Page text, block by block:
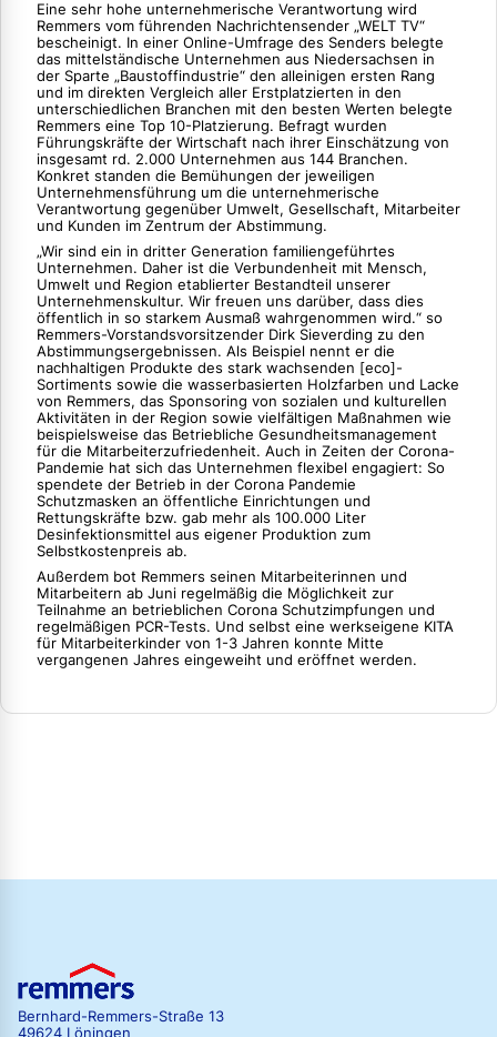
Eine sehr hohe unternehmerische Verantwortung wird
Remmers vom führenden Nachrichtensender „WELT TV“
bescheinigt. In einer Online-Umfrage des Senders belegte
das mittelständische Unternehmen aus Niedersachsen in
der Sparte „Baustoffindustrie“ den alleinigen ersten Rang
und im direkten Vergleich aller Erstplatzierten in den
unterschiedlichen Branchen mit den besten Werten belegte
Remmers eine Top 10-Platzierung. Befragt wurden
Führungskräfte der Wirtschaft nach ihrer Einschätzung von
insgesamt rd. 2.000 Unternehmen aus 144 Branchen.
Konkret standen die Bemühungen der jeweiligen
Unternehmensführung um die unternehmerische
Verantwortung gegenüber Umwelt, Gesellschaft, Mitarbeiter
und Kunden im Zentrum der Abstimmung.
„Wir sind ein in dritter Generation familiengeführtes
Unternehmen. Daher ist die Verbundenheit mit Mensch,
Umwelt und Region etablierter Bestandteil unserer
Unternehmenskultur. Wir freuen uns darüber, dass dies
öffentlich in so starkem Ausmaß wahrgenommen wird.“ so
Remmers-Vorstandsvorsitzender Dirk Sieverding zu den
Abstimmungsergebnissen. Als Beispiel nennt er die
nachhaltigen Produkte des stark wachsenden [eco]-
Sortiments sowie die wasserbasierten Holzfarben und Lacke
von Remmers, das Sponsoring von sozialen und kulturellen
Aktivitäten in der Region sowie vielfältigen Maßnahmen wie
beispielsweise das Betriebliche Gesundheitsmanagement
für die Mitarbeiterzufriedenheit. Auch in Zeiten der Corona-
Pandemie hat sich das Unternehmen flexibel engagiert: So
spendete der Betrieb in der Corona Pandemie
Schutzmasken an öffentliche Einrichtungen und
Rettungskräfte bzw. gab mehr als 100.000 Liter
Desinfektionsmittel aus eigener Produktion zum
Selbstkostenpreis ab.
Außerdem bot Remmers seinen Mitarbeiterinnen und
Mitarbeitern ab Juni regelmäßig die Möglichkeit zur
Teilnahme an betrieblichen Corona Schutzimpfungen und
regelmäßigen PCR-Tests. Und selbst eine werkseigene KITA
für Mitarbeiterkinder von 1-3 Jahren konnte Mitte
vergangenen Jahres eingeweiht und eröffnet werden.
Bernhard-Remmers-Straße 13
49624 Löningen